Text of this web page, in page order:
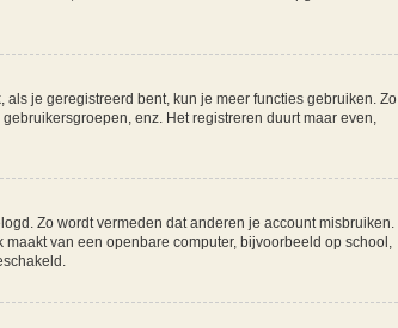
je geregistreerd bent, kun je meer functies gebruiken. Zo
enz. Het registreren duurt maar even,
Zo wordt vermeden dat anderen je account misbruiken.
van een openbare computer, bijvoorbeeld op school,